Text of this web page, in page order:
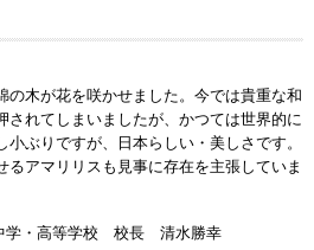
木が花を咲かせました。今では貴重な和
されてしまいましたが、かつては世界的に
ぶりですが、日本らしい・美しさです。
るアマリリスも見事に存在を主張していま
学・高等学校 校長 清水勝幸